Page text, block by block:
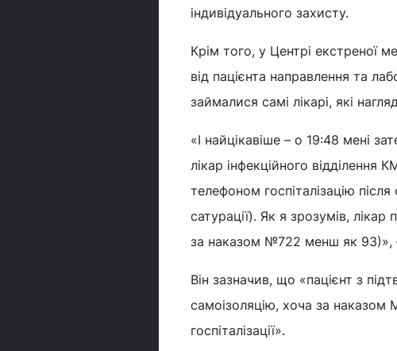
індивідуального захисту.
Крім того, у Центрі екстреної
від пацієнта направлення та
займалися самі лікарі, які
«І найцікавіше – о 19:48 мені
лікар інфекційного відділення
телефоном госпіталізацію
сатурації). Як я зрозумів,
за наказом №722 менш як 93)»,
Він зазначив, що «пацієнт з
самоізоляцію, хоча за наказом
госпіталізації».